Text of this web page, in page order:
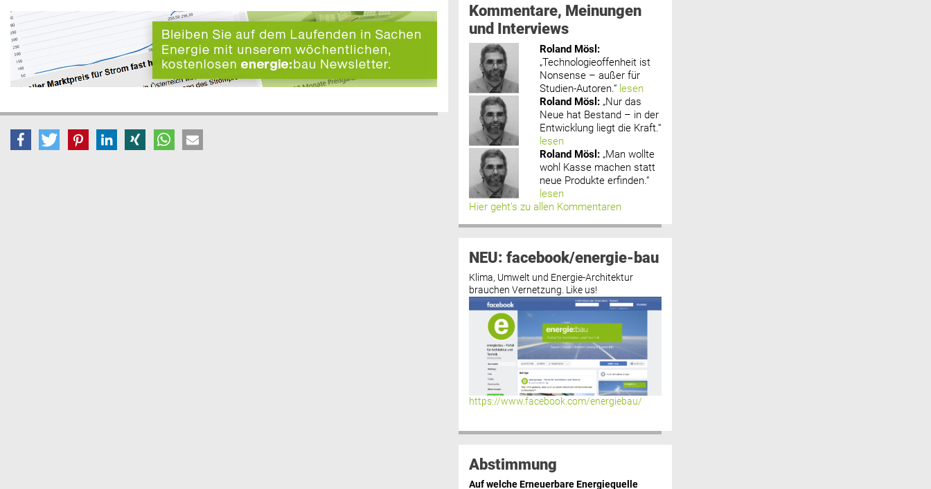
Kommentare, Meinungen
und Interviews
Roland Mösl :
„Technologieoffenheit ist
Nonsense – außer für
Studien-Autoren.“ lesen
Roland Mösl : „Nur das
Neue hat Bestand – in der
Entwicklung liegt die Kraft.“
lesen
Roland Mösl : „Man wollte
wohl Kasse machen statt
neue Produkte erfinden.“
lesen
Hier geht’s zu allen Kommentaren
NEU: facebook/energie-bau
Klima, Umwelt und Energie-Architektur
brauchen Vernetzung. Like us!
https://www.facebook.com/energiebau/
Abstimmung
Auf welche Erneuerbare Energiequelle